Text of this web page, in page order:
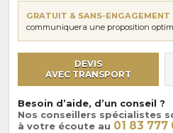
GRATUIT & SANS-ENGAGEMENT
communiquera une proposition
DEVIS
AVEC TRANSPORT
Besoin d’aide, d’un conseil ?
Nos conseillers spécialistes
à votre écoute au 01 83 777